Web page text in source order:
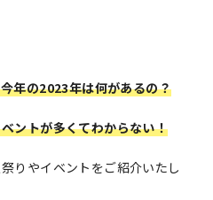
年の2023年は何があるの？
ントが多くてわからない！
りやイベントをご紹介いたし